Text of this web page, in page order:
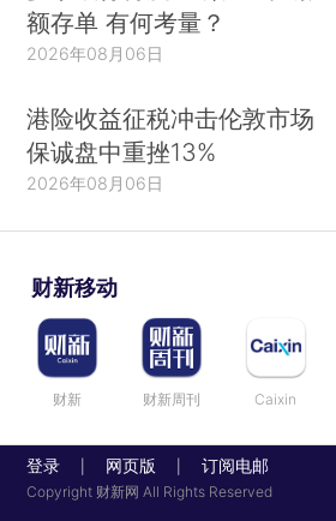
额存单 有何考量？
2026年08月06日
港险收益征税冲击伦敦市场
保诚盘中重挫13%
2026年08月06日
财新移动
财新 财新周刊 Caixin
登录 网页版 订阅电邮
Copyright 财新网 All Rights Reserved